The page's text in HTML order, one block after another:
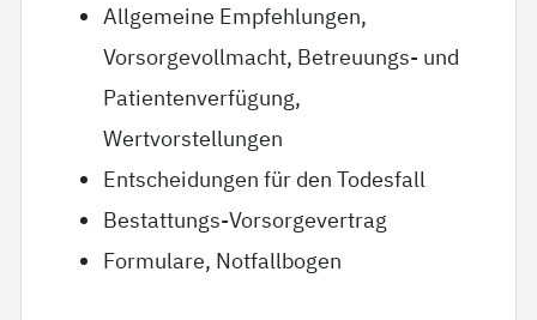
Allgemeine Empfehlungen,
Vorsorgevollmacht, Betreuungs- und
Patientenverfügung,
Wertvorstellungen
Entscheidungen für den Todesfall
Bestattungs-Vorsorgevertrag
Formulare, Notfallbogen